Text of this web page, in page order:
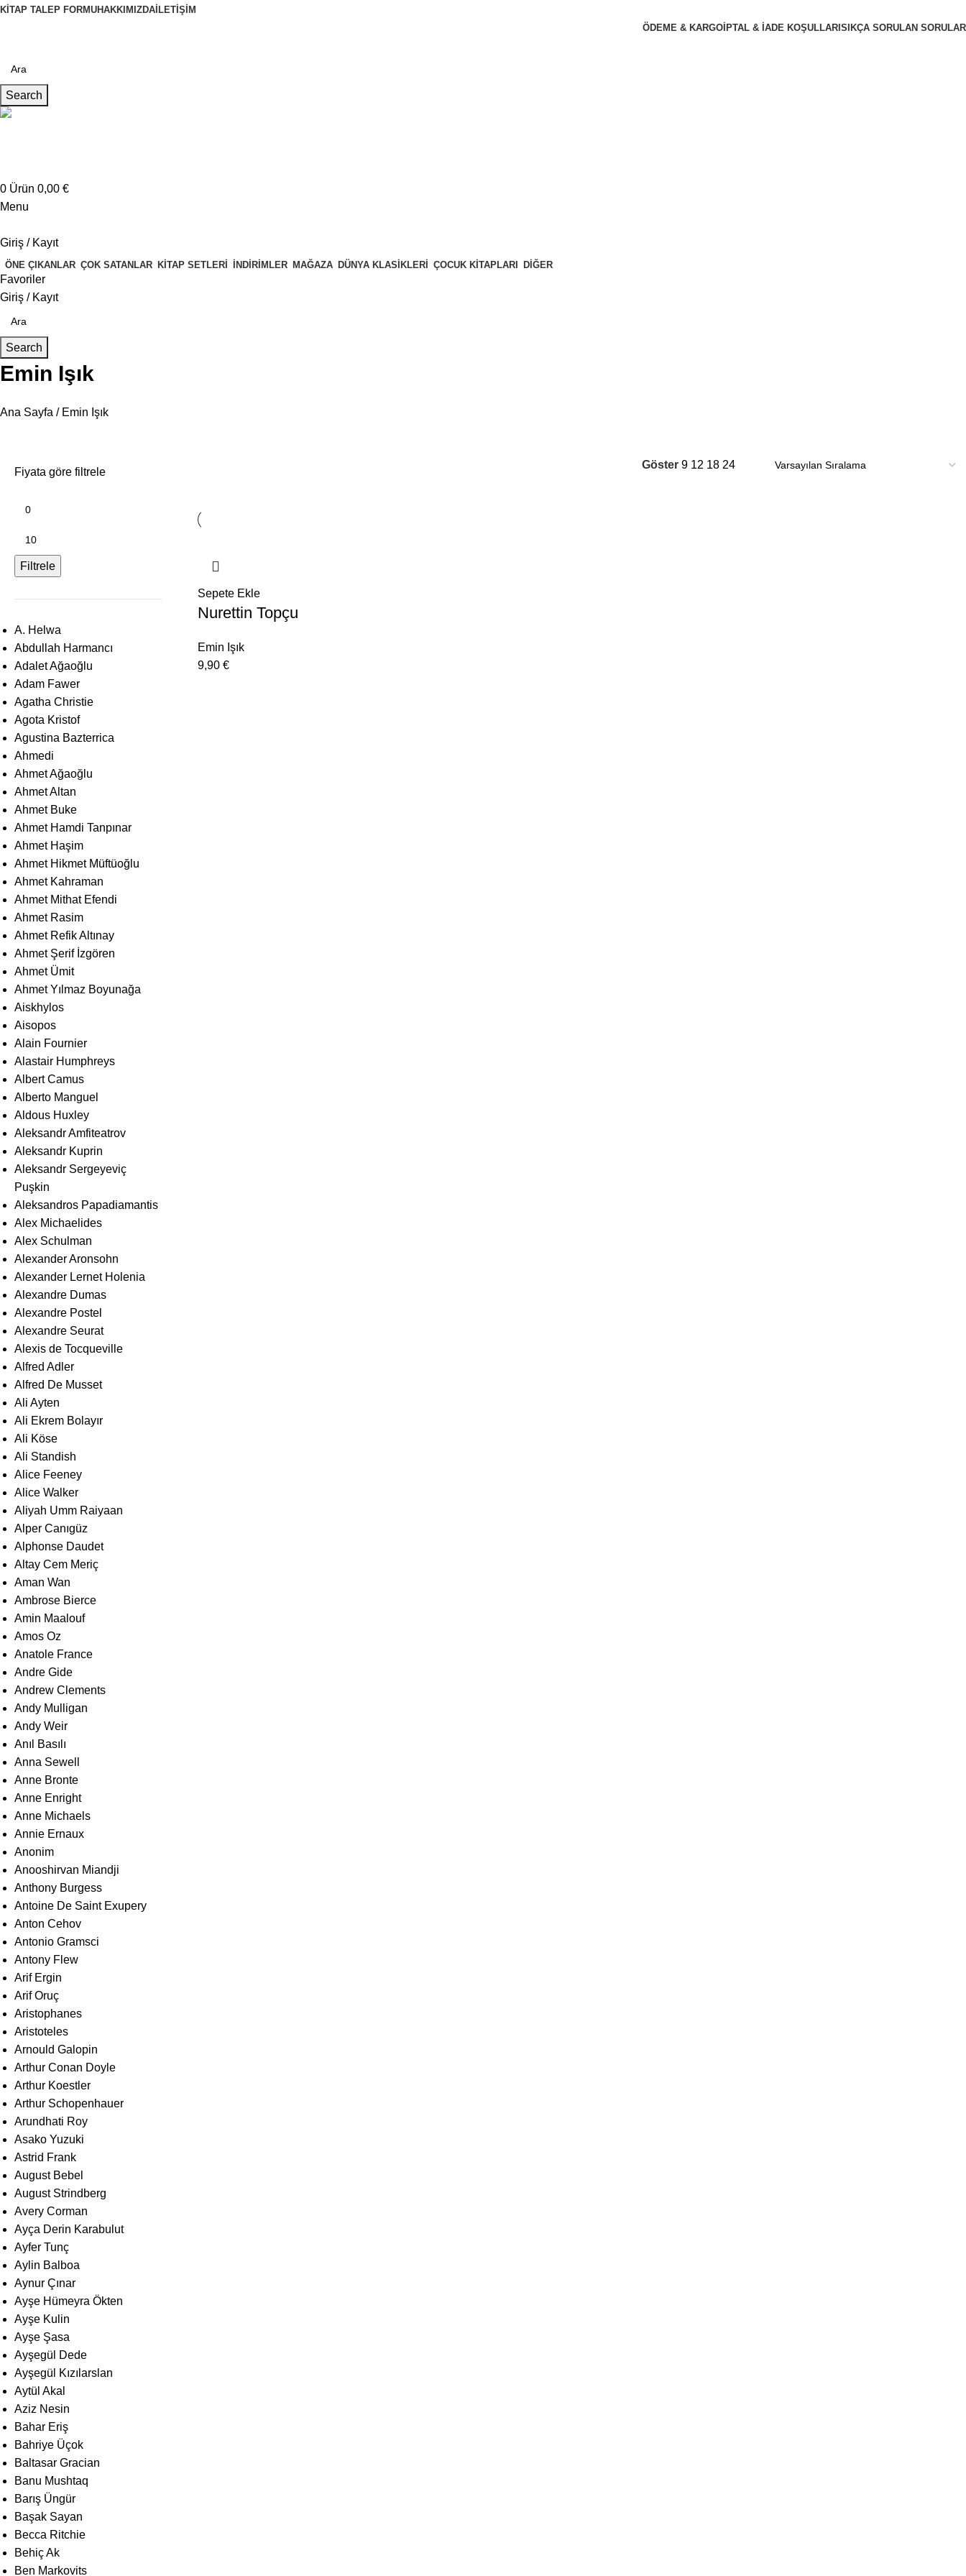
KITAP TALEP FORMUHAKKIMIZDA İLETIŞIM
ÖDEME & KARGO İPTAL & İADE KOŞULLARI SIKÇA SORULAN SORULAR
Search
0 Ürün 0,00 €
Menu
Giriş / Kayıt
ÖNE ÇIKANLAR ÇOK SATANLAR KITAP SETLERI İNDIRIMLER MAĞAZA DÜNYA KLASIKLERI ÇOCUK KITAPLARI DIĞER
Favoriler
Giriş / Kayıt
Search
Emin Işık
Ana Sayfa Emin Işık
Fiyata göre filtrele
Filtrele
A. Helwa
Abdullah Harmancı
Adalet Ağaoğlu
Adam Fawer
Agatha Christie
Agota Kristof
Agustina Bazterrica
Ahmedi
Ahmet Ağaoğlu
Ahmet Altan
Ahmet Buke
Ahmet Hamdi Tanpınar
Ahmet Haşim
Ahmet Hikmet Müftüoğlu
Ahmet Kahraman
Ahmet Mithat Efendi
Ahmet Rasim
Ahmet Refik Altınay
Ahmet Şerif İzgören
Ahmet Ümit
Ahmet Yılmaz Boyunağa
Aiskhylos
Aisopos
Alain Fournier
Alastair Humphreys
Albert Camus
Alberto Manguel
Aldous Huxley
Aleksandr Amfiteatrov
Aleksandr Kuprin
Aleksandr Sergeyeviç
Puşkin
Aleksandros Papadiamantis
Alex Michaelides
Alex Schulman
Alexander Aronsohn
Alexander Lernet Holenia
Alexandre Dumas
Alexandre Postel
Alexandre Seurat
Alexis de Tocqueville
Alfred Adler
Alfred De Musset
Ali Ayten
Ali Ekrem Bolayır
Ali Köse
Ali Standish
Alice Feeney
Alice Walker
Aliyah Umm Raiyaan
Alper Canıgüz
Alphonse Daudet
Altay Cem Meriç
Aman Wan
Ambrose Bierce
Amin Maalouf
Amos Oz
Anatole France
Andre Gide
Andrew Clements
Andy Mulligan
Andy Weir
Anıl Basılı
Anna Sewell
Anne Bronte
Anne Enright
Anne Michaels
Annie Ernaux
Anonim
Anooshirvan Miandji
Anthony Burgess
Antoine De Saint Exupery
Anton Cehov
Antonio Gramsci
Antony Flew
Arif Ergin
Arif Oruç
Aristophanes
Aristoteles
Arnould Galopin
Arthur Conan Doyle
Arthur Koestler
Arthur Schopenhauer
Arundhati Roy
Asako Yuzuki
Astrid Frank
August Bebel
August Strindberg
Avery Corman
Ayça Derin Karabulut
Ayfer Tunç
Aylin Balboa
Aynur Çınar
Ayşe Hümeyra Ökten
Ayşe Kulin
Ayşe Şasa
Ayşegül Dede
Ayşegül Kızılarslan
Aytül Akal
Aziz Nesin
Bahar Eriş
Bahriye Üçok
Baltasar Gracian
Banu Mushtaq
Barış Üngür
Başak Sayan
Becca Ritchie
Behiç Ak
Ben Markovits
Göster 9 12 18 24
Sepete Ekle
Nurettin Topçu
Emin Işık
9,90 €